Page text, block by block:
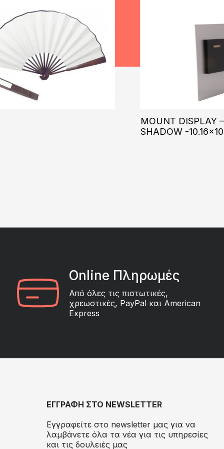
MOUNT DISPLAY
SHADOW -
Online Πληρωμές
Από όλες τις πιστωτικές,
χρεωστικές, PayPal και American
Express
ΕΓΓΡΑΦΗ ΣΤΟ NEWSLETTER
Εγγραφείτε στο newsletter μας για να
λαμβάνετε όλα τα νέα για τις υπηρεσίες
και τις δουλειές μας